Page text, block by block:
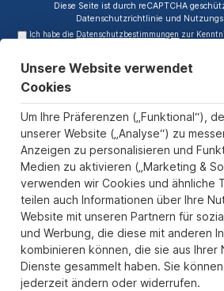
Diese Seite ist durch reCAPTCHA
Datenschutzrichtlinie und
Ich habe die Datenschutzbestimmungen zur
Service-Hotline
Informationen
Zahlungs- und Versandarten
Sicher Einkaufen
Über uns
Der Pokal & Vereinsbedarf Onlineshop
Ihr Spezialist für Pokale, Medaillen und
Resin, mit einem Fokus auf
Kundenservice zeichnet sich durch
Zuverlässigkeit aus, um jedem Anlass
verstehen die Bedeutung jedes
Unsere Website verwendet
Cookies
Um Ihre Präferenzen („Funktional“),
unserer Website („Analyse“) zu
Anzeigen zu personalisieren und
Medien zu aktivieren („Marketing &
verwenden wir Cookies und ähnliche
teilen auch Informationen über Ihre
Website mit unseren Partnern für
und Werbung, die diese mit anderen
kombinieren können, die sie aus Ihrer
Dienste gesammelt haben. Sie
jederzeit ändern oder widerrufen.